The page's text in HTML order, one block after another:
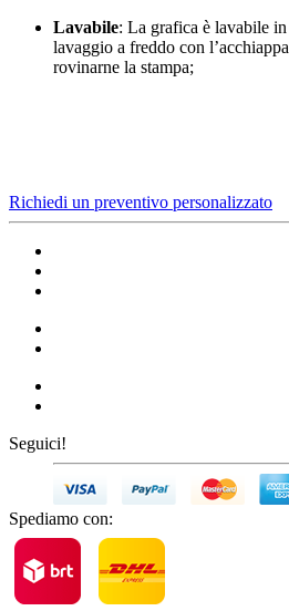
Lavabile: La grafica è lavabile
lavaggio a freddo con
rovinarne la stampa;
Richiedi un preventivo personalizzato
Seguici!
Spediamo con: